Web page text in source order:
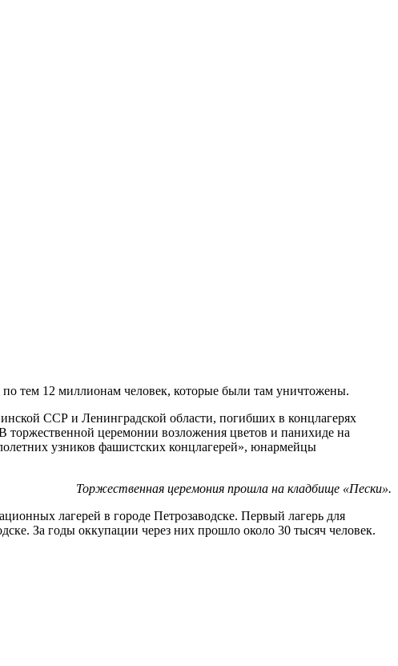
тем 12 миллионам человек, которые были там уничтожены.
ССР и Ленинградской области, погибших в концлагерях
церемонии возложения цветов и панихиде на
узников фашистских концлагерей», юнармейцы
Торжественная церемония прошла на кладбище «Пески».
лагерей в городе Петрозаводске. Первый лагерь для
За годы оккупации через них прошло около 30 тысяч человек.